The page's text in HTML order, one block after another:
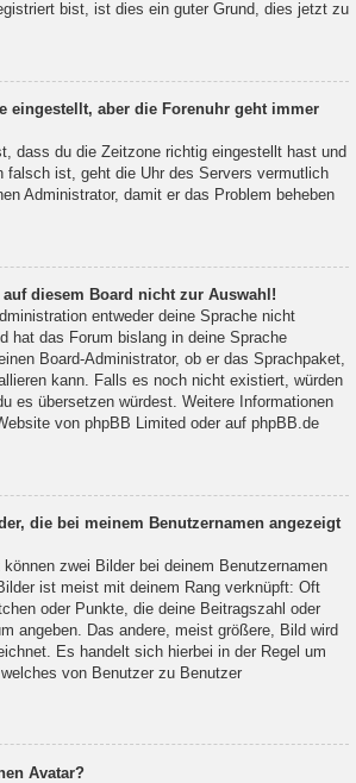
bist, ist dies ein guter Grund, dies jetzt zu
eingestellt, aber die Forenuhr geht immer
dass du die Zeitzone richtig eingestellt hast und
falsch ist, geht die Uhr des Servers vermutlich
Administrator, damit er das Problem beheben
auf diesem Board nicht zur Auswahl!
entweder deine Sprache nicht
hat das Forum bislang in deine Sprache
Board-Administrator, ob er das Sprachpaket,
kann. Falls es noch nicht existiert, würden
es übersetzen würdest. Weitere Informationen
von phpBB Limited oder auf phpBB.de
die bei meinem Benutzernamen angezeigt
können zwei Bilder bei deinem Benutzernamen
ist meist mit deinem Rang verknüpft: Oft
oder Punkte, die deine Beitragszahl oder
angeben. Das andere, meist größere, Bild wird
Es handelt sich hierbei in der Regel um
von Benutzer zu Benutzer
Avatar?